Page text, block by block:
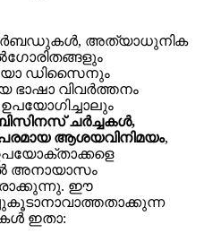
അത്യാധുനിക
ഡിസൈനും
ഭാഷാ വിവർത്തനം
ചർച്ചകൾ,
ആശയവിനിമയം,
അനായാസം
ഈ
ഇതാ: